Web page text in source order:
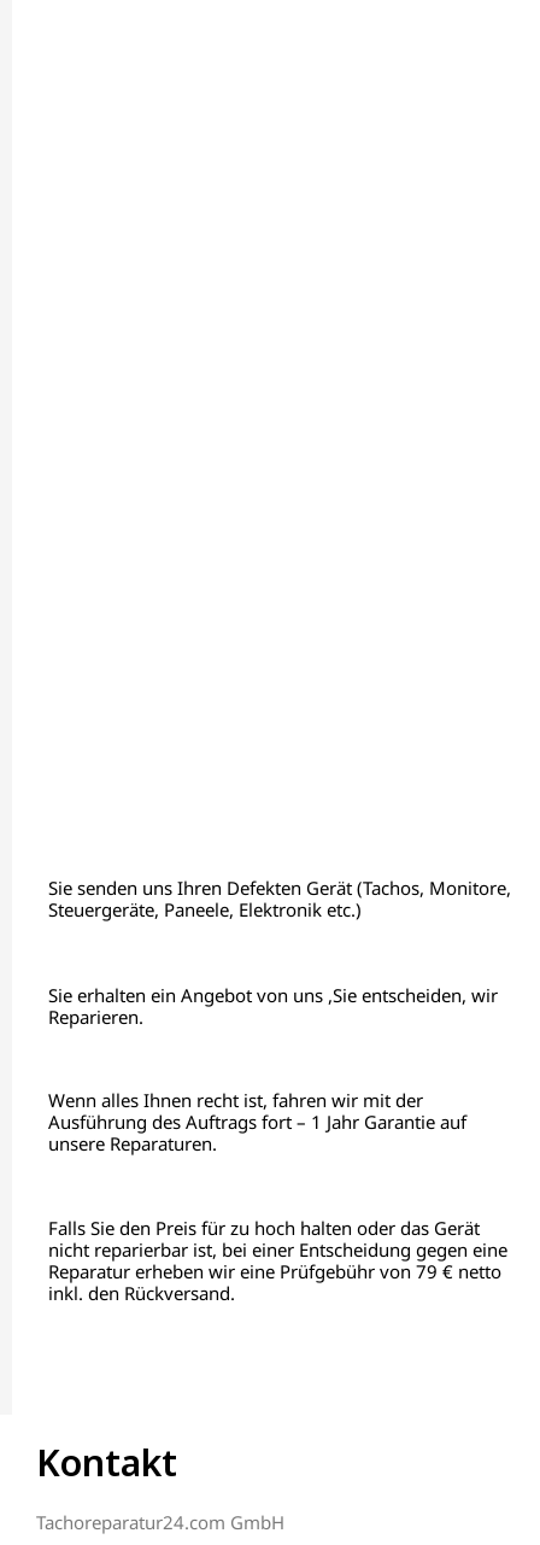
Sie senden uns Ihren Defekten Gerät (Tachos, Monitore,
Steuergeräte, Paneele, Elektronik etc.)
Sie erhalten ein Angebot von uns ,Sie entscheiden, wir
Reparieren.
Wenn alles Ihnen recht ist, fahren wir mit der
Ausführung des Auftrags fort – 1 Jahr Garantie auf
unsere Reparaturen.
Falls Sie den Preis für zu hoch halten oder das Gerät
nicht reparierbar ist, bei einer Entscheidung gegen eine
Reparatur erheben wir eine Prüfgebühr von 79 € netto
inkl. den Rückversand.
Kontakt
Tachoreparatur24.com GmbH